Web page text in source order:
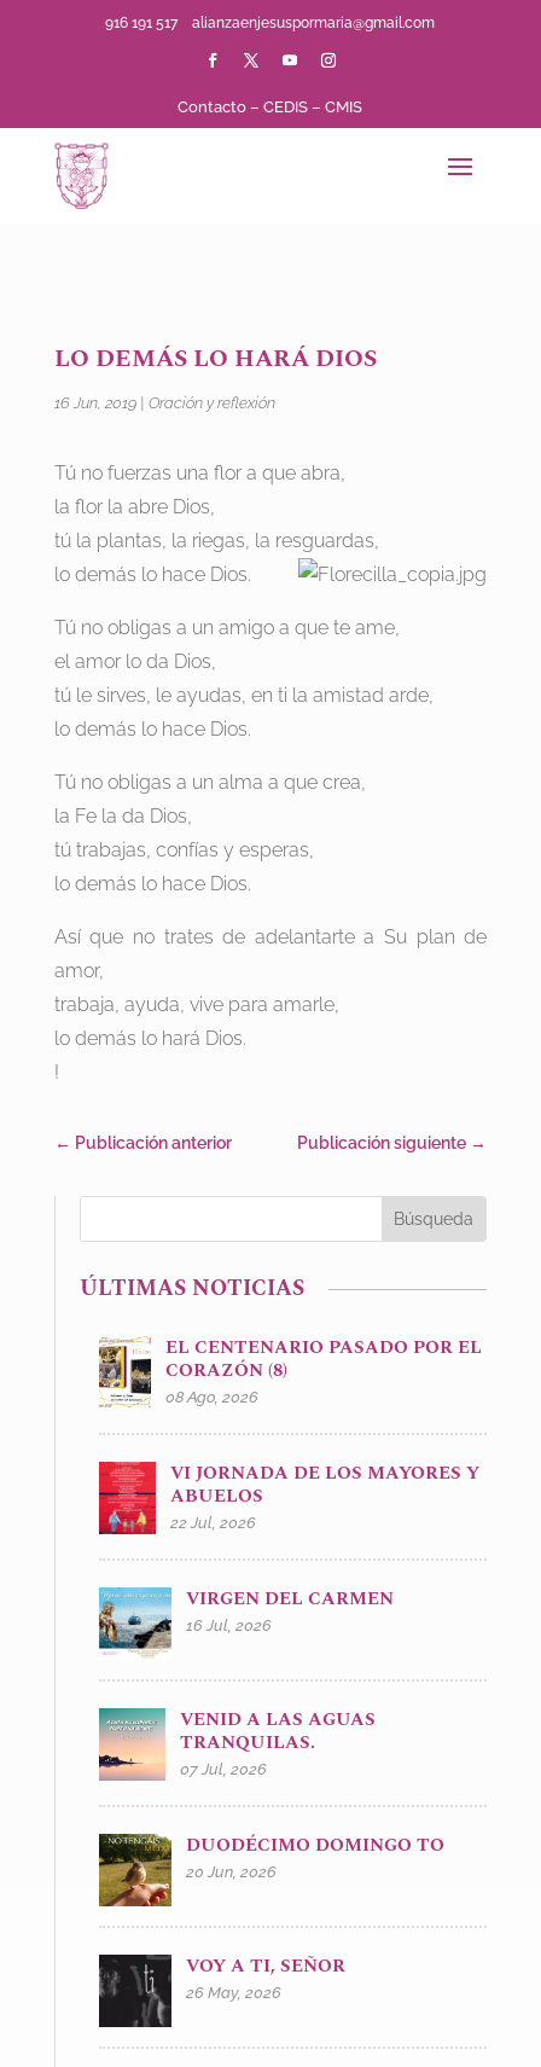
916 191 517alianzaenjesuspormaria@gmail.com
Contacto –CEDIS –CMIS
LO DEMÁS LO HARÁ DIOS
16 Jun, 2019| Oración y reflexión
Tú no fuerzas una flor a que abra,
la flor la abre Dios,
tú la plantas, la riegas, la resguardas,
lo demás lo hace Dios.
Tú no obligas a un amigo a que te ame,
el amor lo da Dios,
tú le sirves, le ayudas, en ti la amistad arde,
lo demás lo hace Dios.
Tú no obligas a un alma a que crea,
la Fe la da Dios,
tú trabajas, confías y esperas,
lo demás lo hace Dios.
Así que no trates de adelantarte a Su plan de
amor,
trabaja, ayuda, vive para amarle,
lo demás lo hará Dios.
!
← Publicación anterior Publicación siguiente →
ÚLTIMAS NOTICIAS
EL CENTENARIO PASADO POR EL
CORAZÓN (8)
08 Ago, 2026
VI JORNADA DE LOS MAYORES Y
ABUELOS
22 Jul, 2026
VIRGEN DEL CARMEN
16 Jul, 2026
VENID A LAS AGUAS
TRANQUILAS.
07 Jul, 2026
DUODÉCIMO DOMINGO TO
20 Jun, 2026
VOY A TI, SEÑOR
26 May, 2026